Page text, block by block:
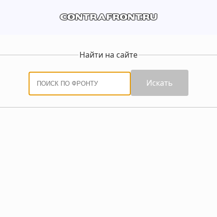
contrafront.ru
Найти на сайте
Искать